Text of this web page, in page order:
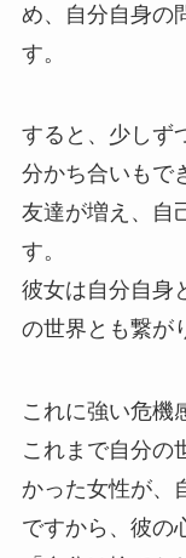
め、自分自身の
す。
すると、少しず
分かち合いもで
友達が増え、自
す。
彼女は自分自身
の世界とも繋が
これに強い危機
これまで自分の
かった女性が、
ですから、彼の